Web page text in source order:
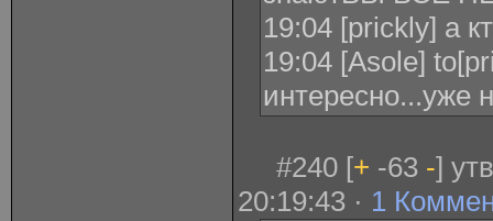
19:04 [prickly] а
19:04 [Asole]
интересно...уже
#240 [+ -63 -]
20:19:43 · 1